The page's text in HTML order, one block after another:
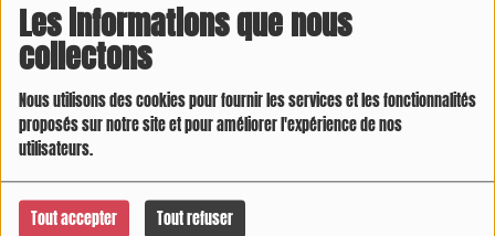
Les informations que nous
collectons
Nous utilisons des cookies pour fournir les services et les fonctionnalités
proposés sur notre site et pour améliorer l'expérience de nos
utilisateurs.
Tout accepter Tout refuser
06 MAI 2026 - 1266 VUES
’exposition « Lumières Françaises : de la cour de
Versailles à
2026.